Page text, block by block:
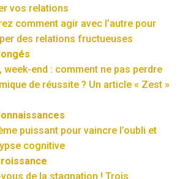
vos relations
comment agir avec l’autre pour
des relations fructueuses
week-end : comment ne pas perdre
de réussite ? Un article « Zest »
puissant pour vaincre l’oubli et
cognitive
de la stagnation ! Trois